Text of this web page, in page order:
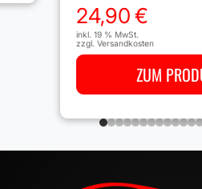
24,90€
inkl. 19 % MwSt.
zzgl. Versandkosten
ZUM